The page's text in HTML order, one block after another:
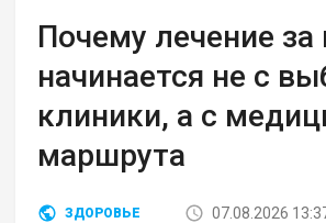
Почему лечение за
начинается не с
клиники, а с
маршрута
ЗДОРОВЬЕ 07.08.2026